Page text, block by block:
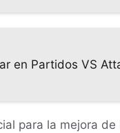
en Partidos VS
para la mejora de